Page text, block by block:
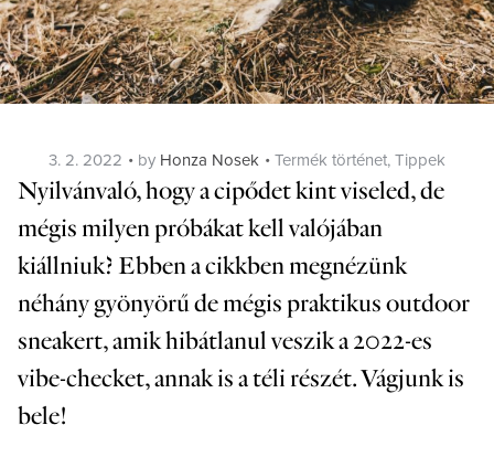
Posted
on
3. 2. 2022 by Honza Nosek Categories
Termék történet, Tippek
Nyilvánvaló, hogy a cipődet kint viseled, de
mégis milyen próbákat kell valójában
kiállniuk? Ebben a cikkben megnézünk
néhány gyönyörű de mégis praktikus outdoor
sneakert, amik hibátlanul veszik a 2022-es
vibe-checket, annak is a téli részét. Vágjunk is
bele!